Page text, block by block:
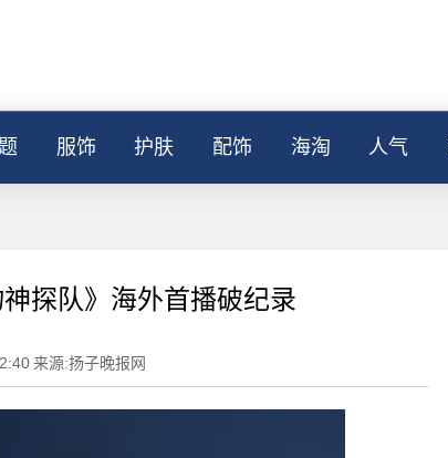
服饰 护肤 配饰 海淘 人气
探队》海外首播破纪录
来源:扬子晚报网